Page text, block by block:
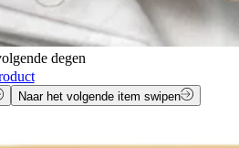
degen
Naar het volgende item swipen